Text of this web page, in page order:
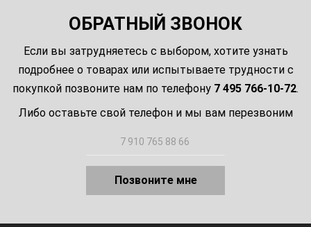
ОБРАТНЫЙ ЗВОНОК
Если вы затрудняетесь с выбором, хотите узнать
подробнее о товарах или испытываете трудности с
покупкой позвоните нам по телефону 7 495 766-10-72.
Либо оставьте свой телефон и мы вам перезвоним
Позвоните мне